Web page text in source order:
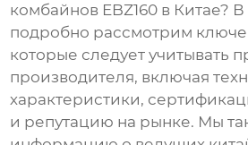
комбайнов EBZ160 в Китае?
подробно рассмотрим
которые следует учитывать
производителя, включая
характеристики,
и репутацию на рынке. Мы